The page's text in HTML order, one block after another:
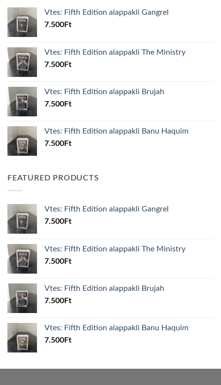
Vtes: Fifth Edition alappakli Gangrel
7.500Ft
Vtes: Fifth Edition alappakli The Ministry
7.500Ft
Vtes: Fifth Edition alappakli Brujah
7.500Ft
Vtes: Fifth Edition alappakli Banu Haquim
7.500Ft
FEATURED PRODUCTS
Vtes: Fifth Edition alappakli Gangrel
7.500Ft
Vtes: Fifth Edition alappakli The Ministry
7.500Ft
Vtes: Fifth Edition alappakli Brujah
7.500Ft
Vtes: Fifth Edition alappakli Banu Haquim
7.500Ft